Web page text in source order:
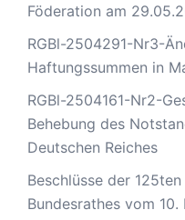
Föderation am
RGBl-2504291-Nr3-
Haftungssummen in
RGBl-2504161-Nr2-
Behebung des
Deutschen Reiches
Beschlüsse der
Bundesrathes vom